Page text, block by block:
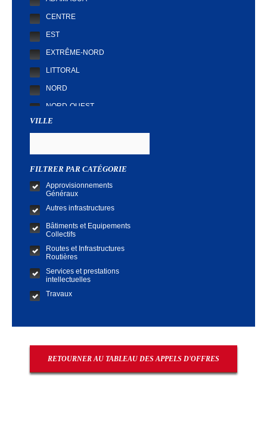
CENTRE
EST
EXTRÊME-NORD
LITTORAL
NORD
NORD-OUEST
SUD
VILLE
FILTRER PAR CATÉGORIE
Approvisionnements
Généraux
Autres infrastructures
Bâtiments et Equipements
Collectifs
Routes et Infrastructures
Routières
Services et prestations
intellectuelles
Travaux
RETOURNER AU TABLEAU DES APPELS D'OFFRES